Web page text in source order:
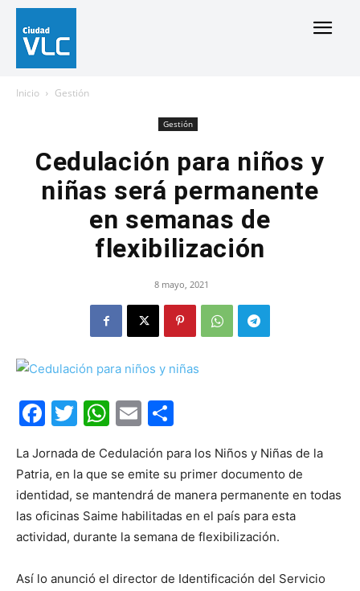
Inicio Gestión
Gestión
Cedulación para niños y
niñas será permanente
en semanas de
flexibilización
8 mayo, 2021
Facebook
Twitter
WhatsApp
Email
La Jornada de Cedulación para los Niños y Niñas de la
Patria, en la que se emite su primer documento de
identidad, se mantendrá de manera permanente en todas
las oficinas Saime habilitadas en el país para esta
actividad, durante la semana de flexibilización.
Así lo anunció el director de Identificación del Servicio